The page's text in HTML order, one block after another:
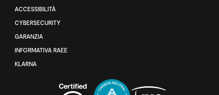
ACCESSIBILITÀ
CYBERSECURITY
GARANZIA
INFORMATIVA RAEE
KLARNA